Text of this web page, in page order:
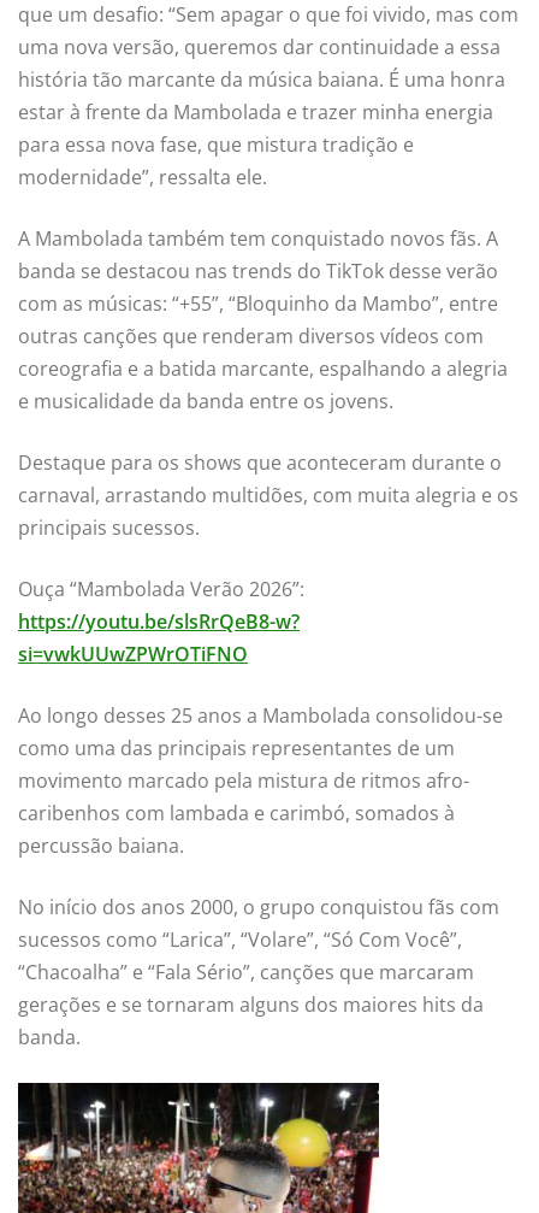
que um desafio: “Sem apagar o que foi vivido, mas com
uma nova versão, queremos dar continuidade a essa
história tão marcante da música baiana. É uma honra
estar à frente da Mambolada e trazer minha energia
para essa nova fase, que mistura tradição e
modernidade”, ressalta ele.
A Mambolada também tem conquistado novos fãs. A
banda se destacou nas trends do TikTok desse verão
com as músicas: “+55”, “Bloquinho da Mambo”, entre
outras canções que renderam diversos vídeos com
coreografia e a batida marcante, espalhando a alegria
e musicalidade da banda entre os jovens.
Destaque para os shows que aconteceram durante o
carnaval, arrastando multidões, com muita alegria e os
principais sucessos.
Ouça “Mambolada Verão 2026”:
https://youtu.be/slsRrQeB8-w?
si=vwkUUwZPWrOTiFNO
Ao longo desses 25 anos a Mambolada consolidou-se
como uma das principais representantes de um
movimento marcado pela mistura de ritmos afro-
caribenhos com lambada e carimbó, somados à
percussão baiana.
No início dos anos 2000, o grupo conquistou fãs com
sucessos como “Larica”, “Volare”, “Só Com Você”,
“Chacoalha” e “Fala Sério”, canções que marcaram
gerações e se tornaram alguns dos maiores hits da
banda.